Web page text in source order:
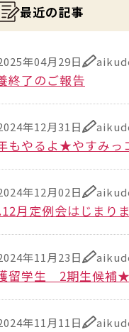
最近の記事
終了のご報告
年04月29日
もやるよ★やすみっ
年12月31日
月定例会はじまり
年12月02日
留学生 2期生候補★
年11月23日
年11月11日